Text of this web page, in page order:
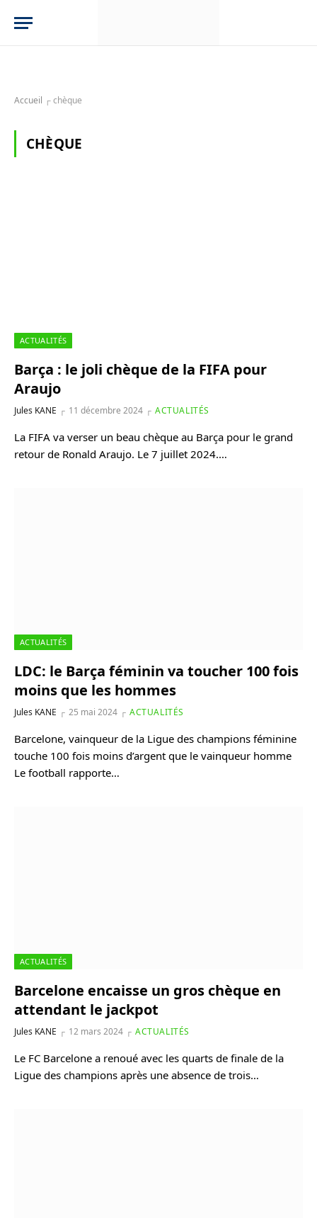
Accueil ┌chèque
CHÈQUE
ACTUALITÉS
Barça : le joli chèque de la FIFA pour
Araujo
Jules KANE 11 décembre 2024 ACTUALITÉS
La FIFA va verser un beau chèque au Barça pour le grand
retour de Ronald Araujo. Le 7 juillet 2024.…
ACTUALITÉS
LDC: le Barça féminin va toucher 100 fois
moins que les hommes
Jules KANE 25 mai 2024 ACTUALITÉS
Barcelone, vainqueur de la Ligue des champions féminine
touche 100 fois moins d’argent que le vainqueur homme
Le football rapporte…
ACTUALITÉS
Barcelone encaisse un gros chèque en
attendant le jackpot
Jules KANE 12 mars 2024 ACTUALITÉS
Le FC Barcelone a renoué avec les quarts de finale de la
Ligue des champions après une absence de trois…